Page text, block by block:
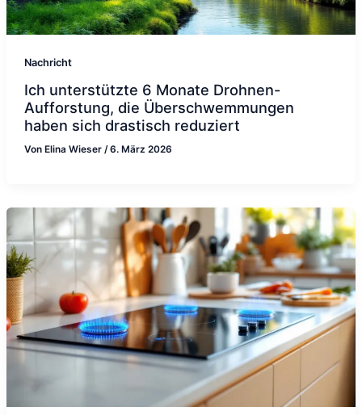
Nachricht
Ich unterstützte 6 Monate Drohnen-
Aufforstung, die Überschwemmungen
haben sich drastisch reduziert
Von Elina Wieser /6. März 2026